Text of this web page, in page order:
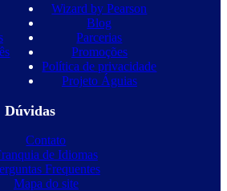
Wizard by Pearson
Blog
Parcerias
Promoções
Política de privacidade
Projeto Águias
Dúvidas
Contato
de Idiomas
Frequentes
Mapa do site